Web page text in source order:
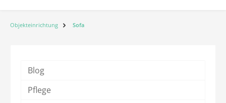
Objekteinrichtung Sofa
Blog
Pflege